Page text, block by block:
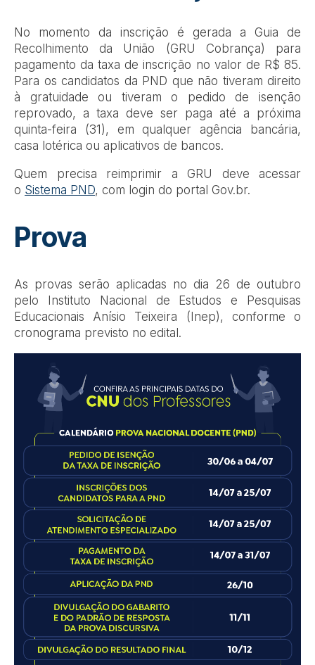
No momento da inscrição é gerada a Guia de
Recolhimento da União (GRU Cobrança) para
pagamento da taxa de inscrição no valor de R$ 85.
Para os candidatos da PND que não tiveram direito
à gratuidade ou tiveram o pedido de isenção
reprovado, a taxa deve ser paga até a próxima
quinta-feira (31), em qualquer agência bancária,
casa lotérica ou aplicativos de bancos.
Quem precisa reimprimir a GRU deve acessar
o Sistema PND, com login do portal Gov.br.
Prova
As provas serão aplicadas no dia 26 de outubro
pelo Instituto Nacional de Estudos e Pesquisas
Educacionais Anísio Teixeira (Inep), conforme o
cronograma previsto no edital.